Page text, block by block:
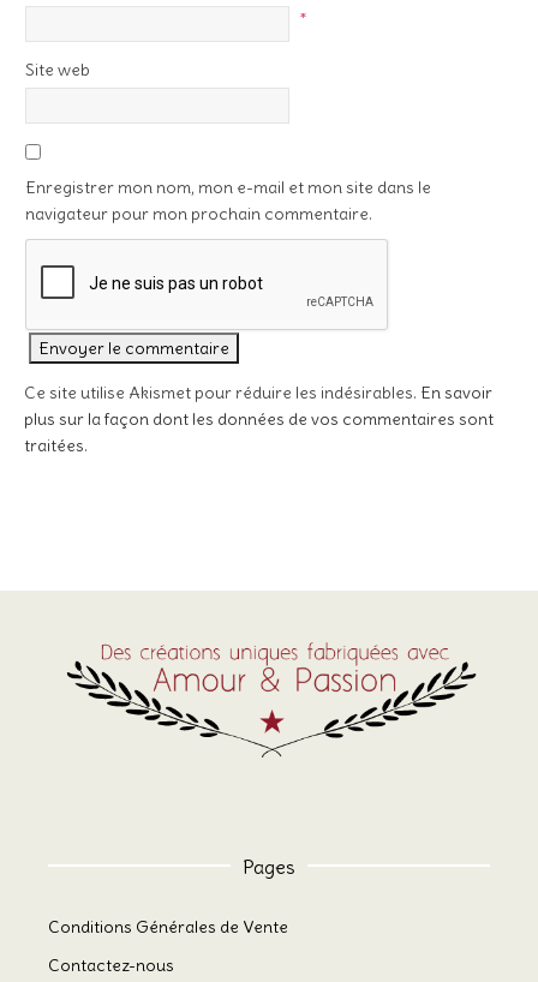
*
Site web
Enregistrer mon nom, mon e-mail et mon site dans le
navigateur pour mon prochain commentaire.
Ce site utilise Akismet pour réduire les indésirables. En savoir
plus sur la façon dont les données de vos commentaires sont
traitées.
Pages
Conditions Générales de Vente
Contactez-nous